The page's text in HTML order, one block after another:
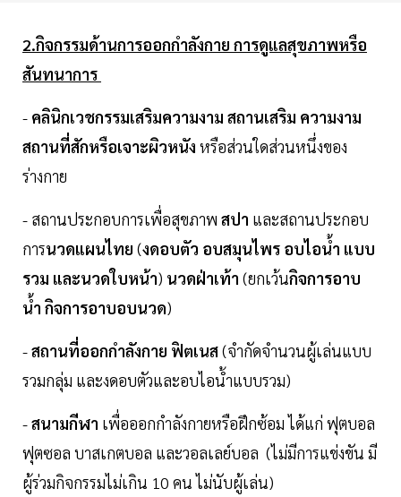
2.กิจกรรมด้านการออกกำลังกาย การดูแลสุขภาพหรือ
สันทนาการ
- คลินิกเวชกรรมเสริมความงาม สถานเสริม ความงาม
สถานที่สักหรือเจาะผิวหนัง หรือส่วนใดส่วนหนึ่งของ
ร่างกาย
- สถานประกอบการเพื่อสุขภาพ สปา และสถานประกอบ
การนวดแผนไทย (งดอบตัว อบสมุนไพร อบไอน้ำ แบบ
รวม และนวดใบหน้า) นวดฝ่าเท้า (ยกเว้นกิจการอาบ
น้ำ กิจการอาบอบนวด)
-สถานที่ออกกำลังกาย ฟิตเนส(จำกัดจำนวนผู้เล่นแบบ
รวมกลุ่ม และงดอบตัวและอบไอน้ำแบบรวม)
-สนามกีฬา เพื่อออกกำลังกายหรือฝึกซ้อม ได้แก่ ฟุตบอล
ฟุตซอล บาสเกตบอล และวอลเลย์บอล (ไม่มีการแข่งขัน มี
ผู้ร่วมกิจกรรมไม่เกิน 10 คน ไม่นับผู้เล่น)